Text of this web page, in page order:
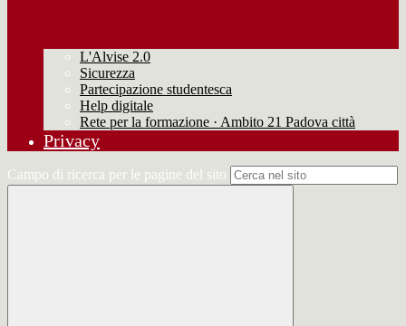
L'Alvise 2.0
Sicurezza
Partecipazione studentesca
Help digitale
Rete per la formazione · Ambito 21 Padova città
Privacy
Campo di ricerca per le pagine del sito